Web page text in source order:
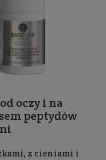
oczy i na
peptydów
z cieniami i